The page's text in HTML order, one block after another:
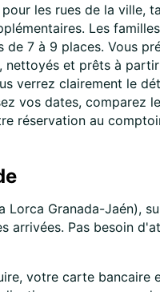
les rues de la ville,
Les
7 à 9 places. Vous
et prêts à
verrez clairement le
vos dates, comparez
réservation au
Granada-Jaén),
Pas besoin
votre carte